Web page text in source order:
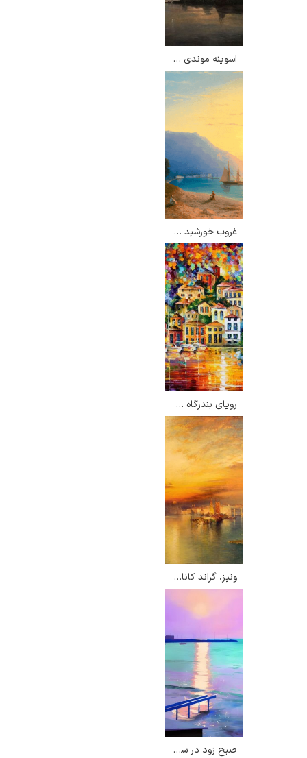
اسوینه موندی در مهتاب – یوهان کریستین دال
غروب خورشید در یالتا – ایوان آیوازوفسکی
رویای بندرگاه – لئونید آفرمو
ونیز، گراند کانال – توماس موران
صبح زود در سنت ماکسیم – دیوید هاکنی